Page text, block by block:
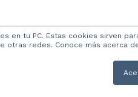
en tu PC. Estas cookies sirven
otras redes. Conoce más acerca